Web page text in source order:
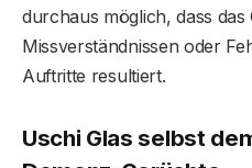
durchaus möglich, dass das
Missverständnissen oder
Auftritte resultiert.
Uschi Glas selbst